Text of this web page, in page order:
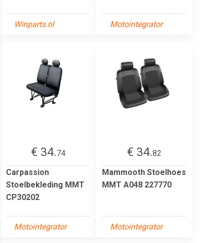
Winparts.nl Motointegrator
€ 34.74
Carpassion
Stoelbekleding MMT
CP30202
Motointegrator
€ 34.82
Mammooth Stoelhoes
MMT A048 227770
Motointegrator